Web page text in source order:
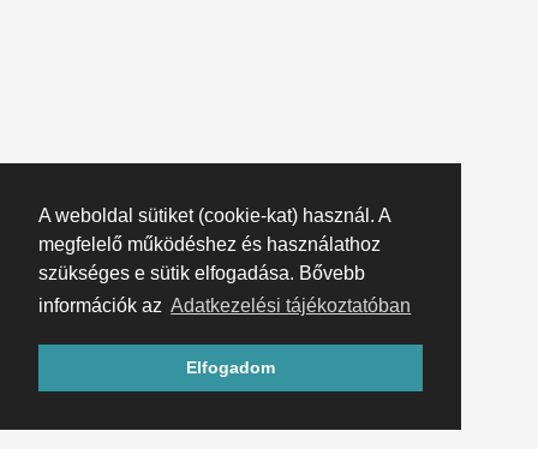
A weboldal sütiket (cookie-kat) használ. A
megfelelő működéshez és használathoz
szükséges e sütik elfogadása. Bővebb
információk az Adatkezelési tájékoztatóban
Elfogadom